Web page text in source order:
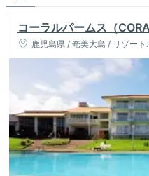
コーラルパームス（
鹿児島県 / 奄美大島 / リゾート